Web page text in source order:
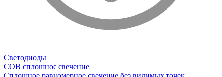
Светодиоды
COB сплошное свечение
Сплошное равномерное свечение без видимых точек